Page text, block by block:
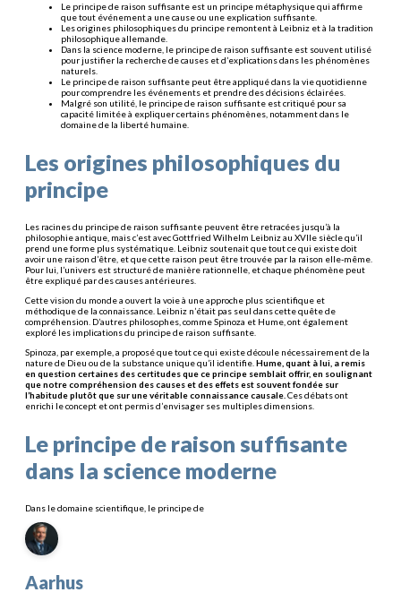
Le principe de raison suffisante est un principe métaphysique qui affirme
que tout événement a une cause ou une explication suffisante.
Les origines philosophiques du principe remontent à Leibniz et à la tradition
philosophique allemande.
Dans la science moderne, le principe de raison suffisante est souvent utilisé
pour justifier la recherche de causes et d’explications dans les phénomènes
naturels.
Le principe de raison suffisante peut être appliqué dans la vie quotidienne
pour comprendre les événements et prendre des décisions éclairées.
Malgré son utilité, le principe de raison suffisante est critiqué pour sa
capacité limitée à expliquer certains phénomènes, notamment dans le
domaine de la liberté humaine.
Les origines philosophiques du
principe
Les racines du principe de raison suffisante peuvent être retracées jusqu’à la
philosophie antique, mais c’est avec Gottfried Wilhelm Leibniz au XVIIe siècle qu’il
prend une forme plus systématique. Leibniz soutenait que tout ce qui existe doit
avoir une raison d’être, et que cette raison peut être trouvée par la raison elle-même.
Pour lui, l’univers est structuré de manière rationnelle, et chaque phénomène peut
être expliqué par des causes antérieures.
Cette vision du monde a ouvert la voie à une approche plus scientifique et
méthodique de la connaissance. Leibniz n’était pas seul dans cette quête de
compréhension. D’autres philosophes, comme Spinoza et Hume, ont également
exploré les implications du principe de raison suffisante.
Spinoza, par exemple, a proposé que tout ce qui existe découle nécessairement de la
nature de Dieu ou de la substance unique qu’il identifie. Hume, quant à lui, a remis
en question certaines des certitudes que ce principe semblait offrir, en soulignant
que notre compréhension des causes et des effets est souvent fondée sur
l’habitude plutôt que sur une véritable connaissance causale. Ces débats ont
enrichi le concept et ont permis d’envisager ses multiples dimensions.
Le principe de raison suffisante
dans la science moderne
Dans le domaine scientifique, le principe de
Aarhus